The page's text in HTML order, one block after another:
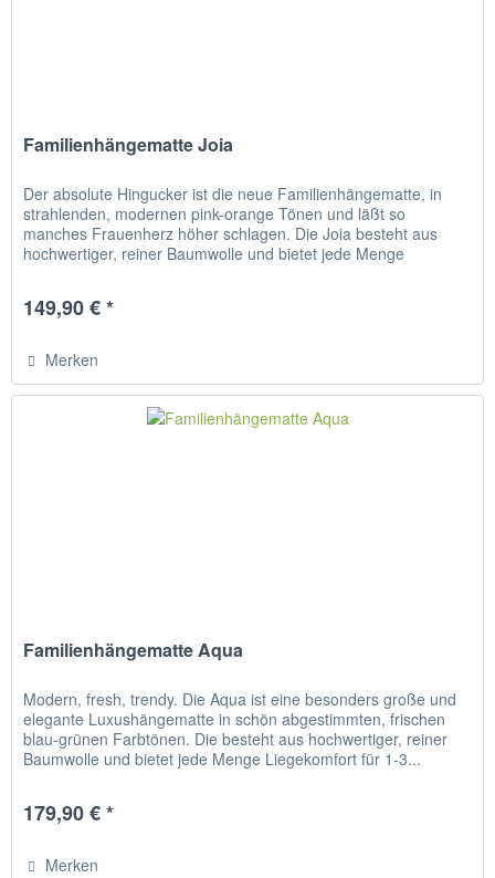
Familienhängematte Joia
Der absolute Hingucker ist die neue Familienhängematte, in
strahlenden, modernen pink-orange Tönen und läßt so
manches Frauenherz höher schlagen. Die Joia besteht aus
hochwertiger, reiner Baumwolle und bietet jede Menge
149,90 € *
Merken
Familienhängematte Aqua
Modern, fresh, trendy. Die Aqua ist eine besonders große und
elegante Luxushängematte in schön abgestimmten, frischen
blau-grünen Farbtönen. Die besteht aus hochwertiger, reiner
Baumwolle und bietet jede Menge Liegekomfort für 1-3...
179,90 € *
Merken